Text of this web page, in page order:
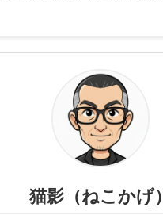
猫影（ねこかげ）